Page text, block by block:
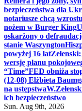
bezpieczeństwa dla
notariusze chcą
nożem w Burger King
oskarżony o
stanie Waszyngton
powyżej 16 lat
wersję planu
“Time”FED obniża
(12-08) Elżbieta
na ustępstwa
ich bezpieczeństwo
Sun. Aug 9th, 2026